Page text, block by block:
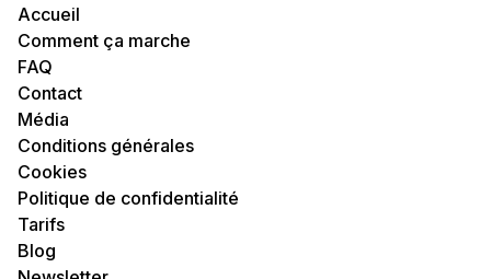
Accueil
Comment ça marche
FAQ
Contact
Média
Conditions générales
Cookies
Politique de confidentialité
Tarifs
Blog